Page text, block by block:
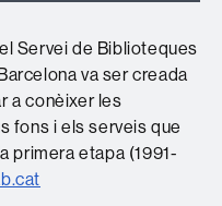
Servei de Biblioteques
va ser creada
a conèixer les
fons i els serveis que
primera etapa (1991-